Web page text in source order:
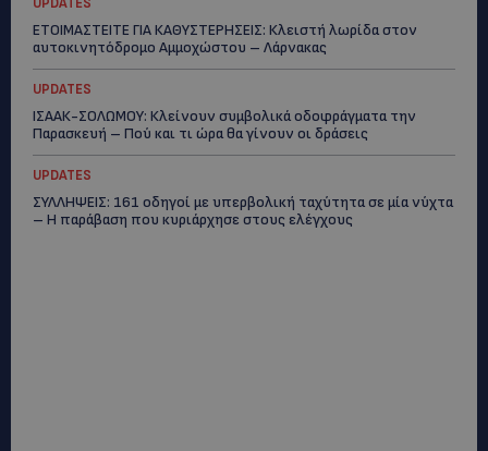
ΕΤΟΙΜΑΣΤΕΙΤΕ ΓΙΑ ΚΑΘΥΣΤΕΡΗΣΕΙΣ: Κλειστή λωρίδα στον
αυτοκινητόδρομο Αμμοχώστου – Λάρνακας
UPDATES
ΙΣΑΑΚ-ΣΟΛΩΜΟΥ: Κλείνουν συμβολικά οδοφράγματα την
Παρασκευή – Πού και τι ώρα θα γίνουν οι δράσεις
UPDATES
ΣΥΛΛΗΨΕΙΣ: 161 οδηγοί με υπερβολική ταχύτητα σε μία νύχτα
– Η παράβαση που κυριάρχησε στους ελέγχους